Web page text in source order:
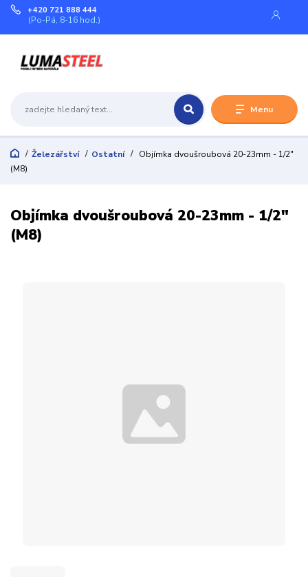
Menu
+420 721 888 444
(Po-Pá, 8-16 hod.)
Železářství Ostatní
Objímka dvoušroubová 20-23mm - 1/2"
(M8)
Objímka dvoušroubová 20-23mm - 1/2"
(M8)